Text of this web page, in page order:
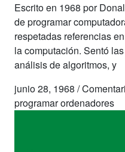
Escrito en 1968 por
de programar
respetadas referencias
la computación. Sentó
análisis de algoritmos, y
junio 28, 1968 /
programar ordenadores